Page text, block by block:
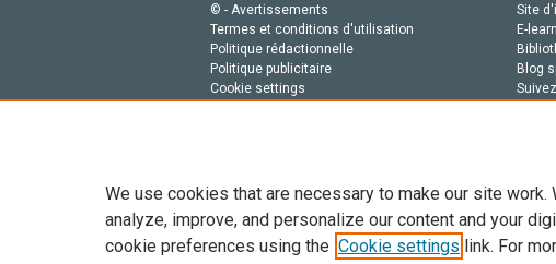
© - Avertissements
Termes et conditions d'utilisation
Politique rédactionnelle
Politique publicitaire
Cookie settings
Site
E-
Blog
Tout le contenu de ce site: Copyright © 2026 Elsevier, ses
We use cookies that are necessary to make our site
analyze, improve, and personalize our content and your
cookie preferences using the Cookie settings link. For